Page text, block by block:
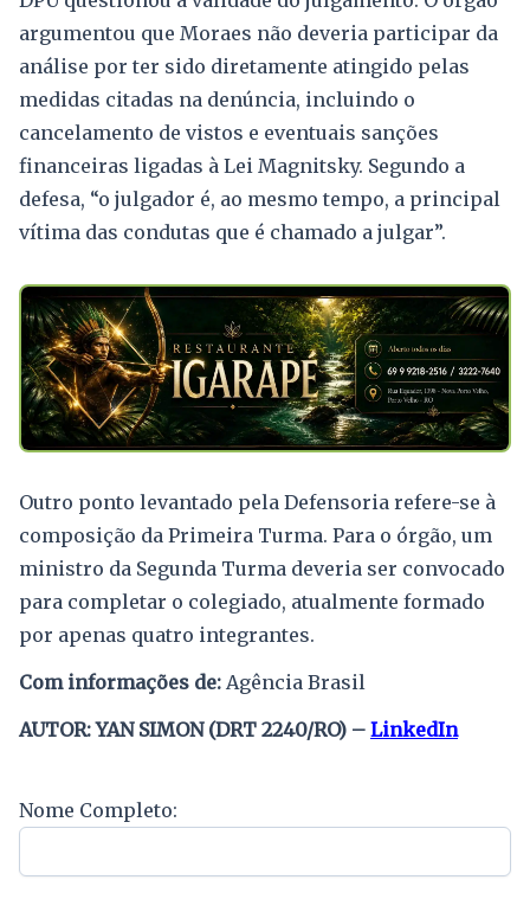
argumentou que Moraes não deveria participar da
análise por ter sido diretamente atingido pelas
medidas citadas na denúncia, incluindo o
cancelamento de vistos e eventuais sanções
financeiras ligadas à Lei Magnitsky. Segundo a
defesa, “o julgador é, ao mesmo tempo, a principal
vítima das condutas que é chamado a julgar”.
Outro ponto levantado pela Defensoria refere-se à
composição da Primeira Turma. Para o órgão, um
ministro da Segunda Turma deveria ser convocado
para completar o colegiado, atualmente formado
por apenas quatro integrantes.
Com informações de: Agência Brasil
AUTOR: YAN SIMON (DRT 2240/RO) – LinkedIn
Nome Completo: